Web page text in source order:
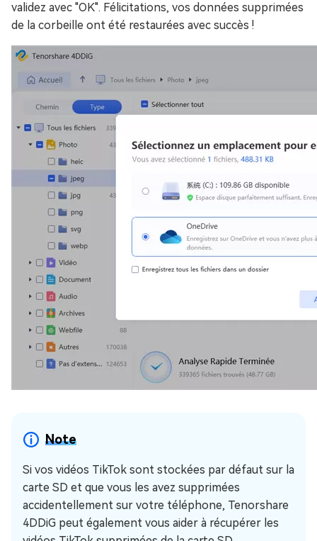
validez avec "OK". Félicitations, vos données supprimées
de la corbeille ont été restaurées avec succès !
Note
Si vos vidéos TikTok sont stockées par défaut sur la
carte SD et que vous les avez supprimées
accidentellement sur votre téléphone, Tenorshare
4DDiG peut également vous aider à récupérer les